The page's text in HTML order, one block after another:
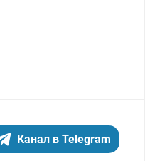
Канал в Telegram